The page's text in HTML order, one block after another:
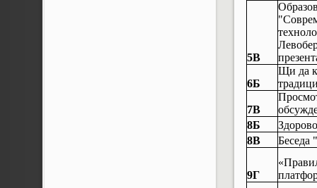
5В
6Б
Щи да
7В
8Б
8В
Беседа
9Г